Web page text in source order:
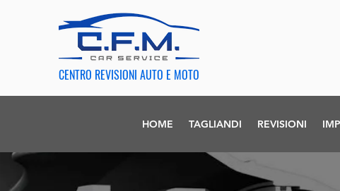
CENTRO REVISIONI AUTO E MOTO
HOME TAGLIANDI REVISIONI